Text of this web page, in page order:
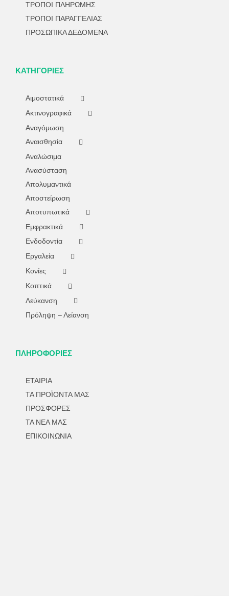
ΤΡΟΠΟΙ ΠΛΗΡΩΜΗΣ
ΤΡΟΠΟΙ ΠΑΡΑΓΓΕΛΙΑΣ
ΠΡΟΣΩΠΙΚΑ ΔΕΔΟΜΕΝΑ
ΚΑΤΗΓΟΡΊΕΣ
Αιμοστατικά
Ακτινογραφικά
Αναγόμωση
Αναισθησία
Αναλώσιμα
Ανασύσταση
Απολυμαντικά
Αποστείρωση
Αποτυπωτικά
Εμφρακτικά
Ενδοδοντία
Εργαλεία
Κονίες
Κοπτικά
Λεύκανση
Πρόληψη – Λείανση
ΠΛΗΡΟΦΟΡΙΕΣ
ΕΤΑΙΡΙΑ
ΤΑ ΠΡΟΪΟΝΤΑ ΜΑΣ
ΠΡΟΣΦΟΡΕΣ
ΤΑ ΝΕΑ ΜΑΣ
ΕΠΙΚΟΙΝΩΝΙΑ